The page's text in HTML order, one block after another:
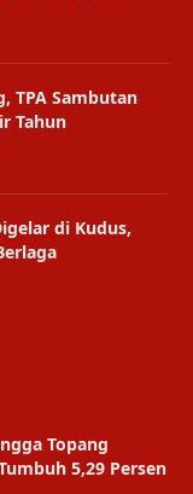
TPA Sambutan
Tahun
di Kudus,
Topang
5,29 Persen